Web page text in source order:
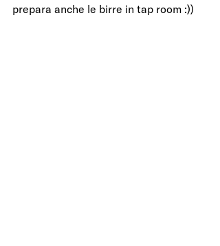
prepara anche le birre in tap room :))